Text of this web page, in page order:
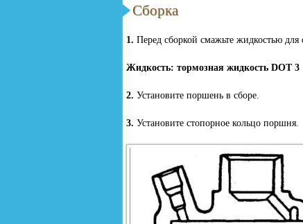
Сборка
1. Перед сборкой смажьте жидкостью
Жидкость: тормозная жидкость DOT 3
2. Установите поршень в сборе.
3. Установите стопорное кольцо поршня.